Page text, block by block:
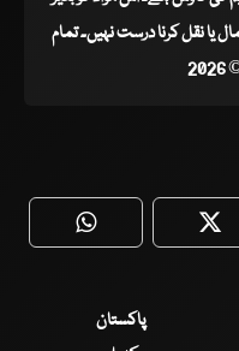
نقل کرنا درست نہیں۔ تمام
WhatsApp
پاکستان